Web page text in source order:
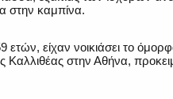
στην καμπίνα.
ετών, είχαν νοικιάσει το
Καλλιθέας στην Αθήνα,